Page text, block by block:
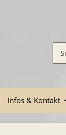
Infos & Kontakt